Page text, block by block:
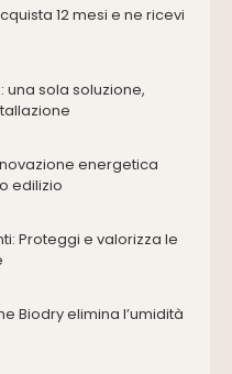
12 mesi e ne ricevi
una sola soluzione,
energetica
edilizio
Proteggi e valorizza le
Biodry elimina l’umidità